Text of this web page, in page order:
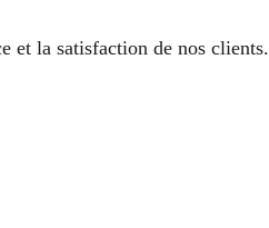
et la satisfaction de nos clients.